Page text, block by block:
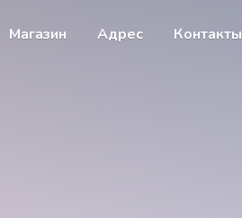
Магазин Адрес Контакты